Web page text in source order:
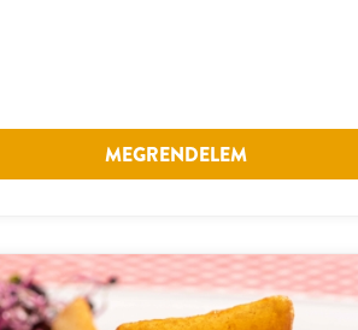
MEGRENDELEM